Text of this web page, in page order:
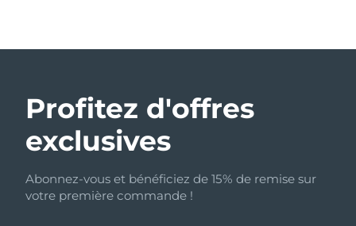
Profitez d'offres
exclusives
Abonnez-vous et bénéficiez de 15% de remise sur
votre première commande !